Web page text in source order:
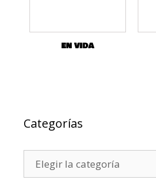
EN VIDA
Categorías